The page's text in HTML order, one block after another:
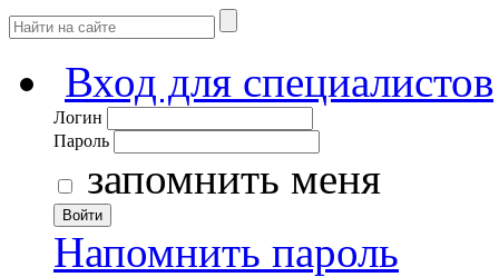
Вход для специалистов
Логин
Пароль
запомнить меня
Войти
Напомнить пароль